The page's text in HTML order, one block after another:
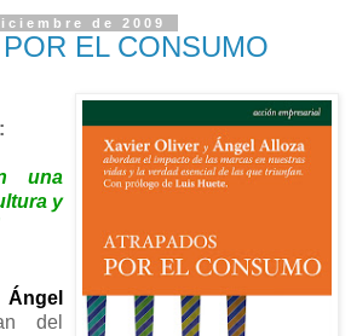
de 2009
EL CONSUMO
una
y
Ángel
del